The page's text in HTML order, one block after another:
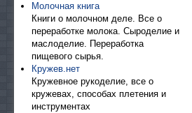
Молочная книга
Книги о молочном деле. Все о
переработке молока. Сыроделие и
маслоделие. Переработка
пищевого сырья.
Кружев.нет
Кружевное рукоделие, все о
кружевах, способах плетения и
инструментах